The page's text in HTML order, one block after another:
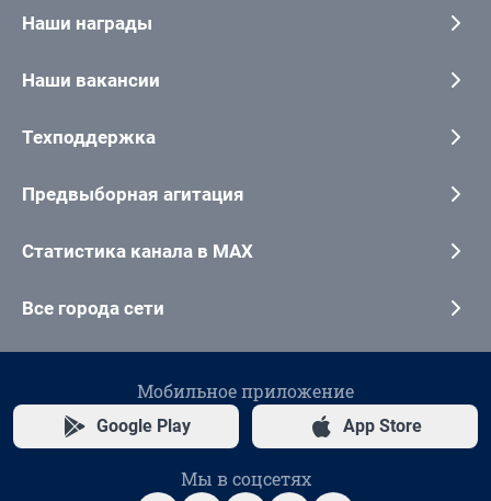
Наши награды
Наши вакансии
Техподдержка
Предвыборная агитация
Статистика канала в MAX
Все города сети
Мобильное приложение
Google Play App Store
Мы в соцсетях